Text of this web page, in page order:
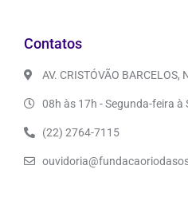
Contatos
AV. CRISTÓVÃO BARCELOS,
08h às 17h - Segunda-feira à
(22) 2764-7115